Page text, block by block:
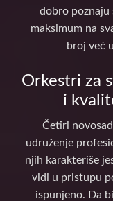
dobro poznaju
maksimum na
broj već
Orkestri za
i
Četiri
udruženje
njih karakteriše
vidi u pristupu
ispunjeno. Da